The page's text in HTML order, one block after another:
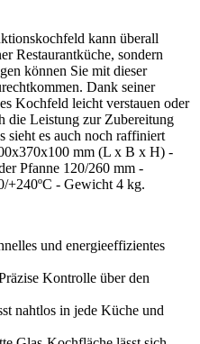
kann überall
Restaurantküche, sondern
können Sie mit dieser
Dank seiner
Kochfeld leicht verstauen oder
die Leistung zur Zubereitung
sieht es auch noch raffiniert
mm (L x B x H) -
Pfanne 120/260 mm -
+240ºC - Gewicht 4 kg.
und energieeffizientes
Kontrolle über den
nahtlos in jede Küche und